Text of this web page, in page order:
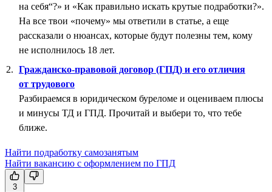
на себя“?» и «Как правильно искать крутые подработки?».
На все твои «почему» мы ответили в статье, а еще
рассказали о нюансах, которые будут полезны тем, кому
не исполнилось 18 лет.
Гражданско-правовой договор (ГПД) и его отличия
от трудового
Разбираемся в юридическом буреломе и оцениваем плюсы
и минусы ТД и ГПД. Прочитай и выбери то, что тебе
ближе.
Найти подработку самозанятым
Найти вакансию с оформлением по ГПД
3